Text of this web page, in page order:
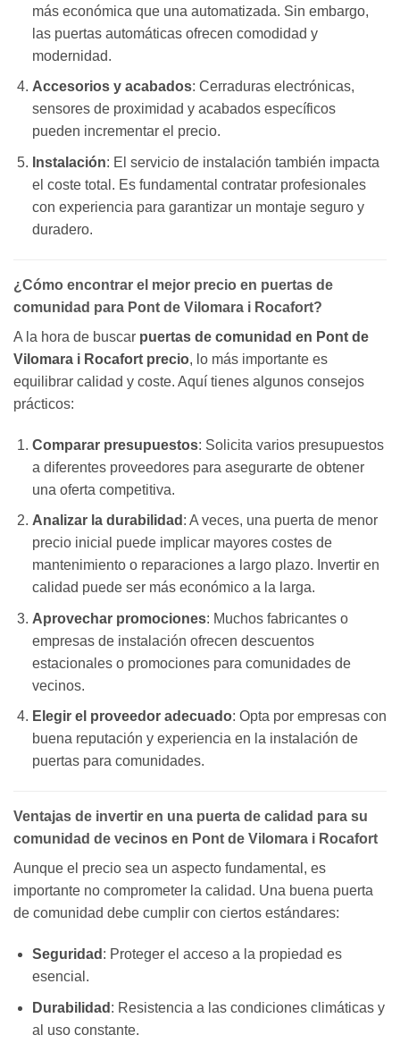
más económica que una automatizada. Sin embargo,
las puertas automáticas ofrecen comodidad y
modernidad.
Accesorios y acabados: Cerraduras electrónicas,
sensores de proximidad y acabados específicos
pueden incrementar el precio.
Instalación: El servicio de instalación también impacta
el coste total. Es fundamental contratar profesionales
con experiencia para garantizar un montaje seguro y
duradero.
¿Cómo encontrar el mejor precio en puertas de
comunidad para Pont de Vilomara i Rocafort?
A la hora de buscar puertas de comunidad en Pont de
Vilomara i Rocafort precio, lo más importante es
equilibrar calidad y coste. Aquí tienes algunos consejos
prácticos:
Comparar presupuestos: Solicita varios presupuestos
a diferentes proveedores para asegurarte de obtener
una oferta competitiva.
Analizar la durabilidad : A veces, una puerta de menor
precio inicial puede implicar mayores costes de
mantenimiento o reparaciones a largo plazo. Invertir en
calidad puede ser más económico a la larga.
Aprovechar promociones: Muchos fabricantes o
empresas de instalación ofrecen descuentos
estacionales o promociones para comunidades de
vecinos.
Elegir el proveedor adecuado: Opta por empresas con
buena reputación y experiencia en la instalación de
puertas para comunidades.
Ventajas de invertir en una puerta de calidad para su
comunidad de vecinos en Pont de Vilomara i Rocafort
Aunque el precio sea un aspecto fundamental, es
importante no comprometer la calidad. Una buena puerta
de comunidad debe cumplir con ciertos estándares:
Seguridad : Proteger el acceso a la propiedad es
esencial.
Durabilidad : Resistencia a las condiciones climáticas y
al uso constante.